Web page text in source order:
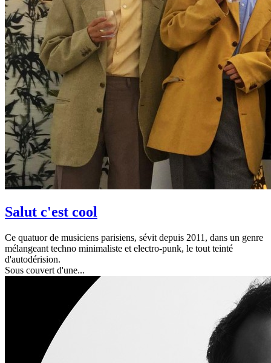
Salut c'est cool
Ce quatuor de musiciens parisiens, sévit depuis 2011, dans un genre
mélangeant techno minimaliste et electro-punk, le tout teinté
d'autodérision.
Sous couvert d'une...